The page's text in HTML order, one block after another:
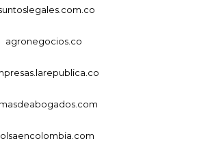
agronegocios.co